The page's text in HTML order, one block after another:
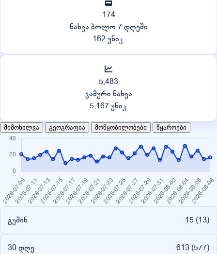
174
ნახვა ბოლო 7 დღეში
162 უნიკ.
5,483
ჯამური ნახვა
5,167 უნიკ.
მიმოხილვა გეოგრაფია მოწყობილობები წყაროები
გუშინ 15 (13)
30 დღე 613 (577)